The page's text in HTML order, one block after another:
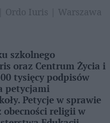
Ordo Iuris | Warszawa
szkolnego
oraz Centrum Życia i
tysięcy podpisów
petycjami
Petycje w sprawie
obecności religii w